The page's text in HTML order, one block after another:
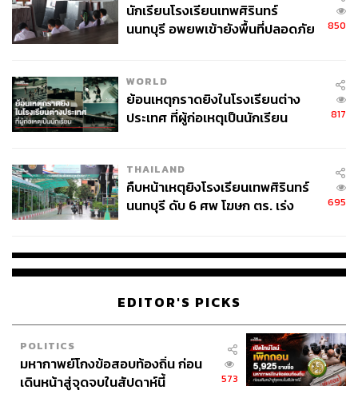
Hassanal Bolkiah
ทองลุน สีสุลิด
ประยุทธ์ จันทร์โอชา
Rodrigo Duterte
ออง ซาน ซูจี
61
ABOUT THE AUTHOR
ณรงค์กร มโนจันทร์เพ็ญ
Content Creator กองบรรณาธิการข่าว THE
STANDARD
นักเรียนโรงเรียนเทพศิรินทร์
นนทบุรี อพยพเข้ายังพื้นที่ปลอดภัย
850
WORLD
ย้อนเหตุกราดยิงในโรงเรียนต่าง
ประเทศ ที่ผู้ก่อเหตุเป็นนักเรียน
817
THAILAND
คืบหน้าเหตุยิงโรงเรียนเทพศิรินทร์
นนทบุรี ดับ 6 ศพ โฆษก ตร. เร่ง
695
EDITOR'S PICKS
POLITICS
มหากาพย์โกงข้อสอบท้องถิ่น ก่อน
เดินหน้าสู่จุดจบในสัปดาห์นี้
573